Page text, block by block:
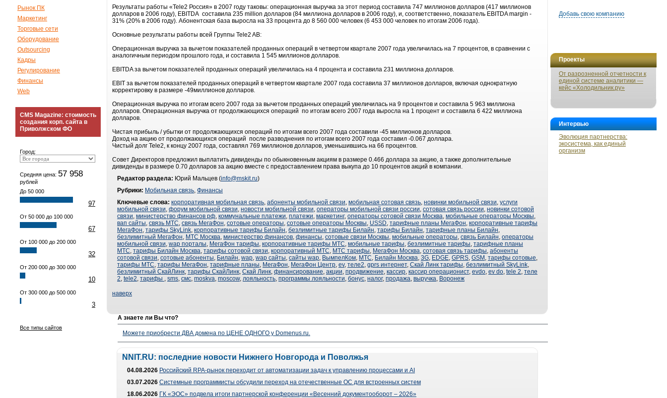
Рынок ПК
Маркетинг
Торговые сети
Оборудование
Outsourcing
Кадры
Регулирование
Финансы
Web
CMS Magazine: стоимость
создания корп. сайта в
Приволжском ФО
Город:
Средняя цена: 57 958
рублей
До 50 000
97
От 50 000 до 100 000
67
От 100 000 до 200 000
32
От 200 000 до 300 000
10
От 300 000 до 500 000
3
Все типы сайтов
Добавь свою компанию
Проекты
От разрозненной отчетности к
единой системе аналитики —
кейс «Холодильник.ру»
Интервью
Эволюция партнерства:
экосистема, как единый
организм
Результаты работы «Tele2 Россия» в 2007 году таковы: операционная выручка за этот период составила 747 миллионов долларов (417 миллионов
долларов в 2006 году), EBITDA составила 235 million долларов (84 миллиона долларов в 2006 году), и, соответственно, показатель EBITDA margin -
31% (20% в 2006 году). Абонентская база выросла на 33 процента до 8 560 000 человек (6 453 000 человек по итогам 2006 года).
Основные результаты работы всей Группы Tele2 AB:
Операционная выручка за вычетом показателей проданных операций в четвертом квартале 2007 года увеличилась на 7 процентов, в сравнении с
аналогичным периодом прошлого года, и составила 1 545 миллионов долларов.
EBITDA за вычетом показателей проданных операций увеличилась на 4 процента и составила 231 миллиона долларов.
EBIT за вычетом показателей проданных операций в четвертом квартале 2007 года составила 37 миллионов долларов, включая однократную
корректировку в размере -49миллионов долларов.
Операционная выручка по итогам всего 2007 года за вычетом проданных операций увеличилась на 9 процентов и составила 5 963 миллиона
долларов. Операционная выручка от продолжающихся операций по итогам всего 2007 года выросла на 1 процент и составила 6 422 миллиона
долларов.
Чистая прибыль / убытки от продолжающихся операций по итогам всего 2007 года составили -45 миллионов долларов.
Доход на акцию от продолжающихся операций после разводнения по итогам всего 2007 года составил -0.067 доллара.
Чистый долг Tele2, к концу 2007 года, составлял 769 миллионов долларов, уменьшившись на 66 процентов.
Совет Директоров предложил выплатить дивиденды по обыкновенным акциям в размере 0.466 доллара за акцию, а также дополнительные
дивиденды в размере 0.70 долларов за акцию вместе с предоставлением права выкупа до 10 процентов акций в компании.
Редактор раздела: Юрий Мальцев (info@mskit.ru)
Рубрики: Мобильная связь, Финансы
Ключевые слова: корпоративная мобильная связь, абоненты мобильной связи, мобильная сотовая связь, новинки мобильной связи, услуги
мобильной связи, форум мобильной связи, новости мобильной связи, операторы мобильной связи россии, сотовая связь россии, новинки сотовой
связи, министерство финансов рф, коммунальные платежи, платежи, маркетинг, операторы сотовой связи Москва, мобильные операторы Москвы,
вап сайты, связь МТС, связь МегаФон, сотовые операторы, сотовые операторы Москвы, USSD, тарифные планы МегаФон, корпоративные тарифы
МегаФон, тарифы SkyLink, корпоративные тарифы Билайн, безлимитные тарифы Билайн, тарифы Билайн, тарифные планы Билайн,
безлимитный МегаФон, МТС Москва, министерство финансов, финансы, сотовые связи Москвы, мобильные операторы, связь Билайн, операторы
мобильной связи, wap порталы, МегаФон тарифы, корпоративные тарифы МТС, мобильные тарифы, безлимитные тарифы, тарифные планы
МТС, тарифы Билайн Москва, тарифы сотовой связи, корпоративный МТС, МТС тарифы, МегаФон Москва, сотовая связь тарифы, абоненты
сотовой связи, сотовые абоненты, Билайн, wap, wap сайты, сайты wap, ВымпелКом, МТС, Билайн Москва, 3G, EDGE, GPRS, GSM , тарифы сотовые,
тарифы МТС, тарифы МегаФон, тарифные планы, МегаФон, МегаФон Центр, ev, теле2, gprs интернет, Скай Линк тарифы, безлимитный SkyLink,
безлимитный СкайЛинк, тарифы СкайЛинк, Скай Линк, финансирование, акции, продвижение, кассир, кассир операционист, evdo, ev do, tele 2, теле
2, tele2, тарифы , sms, смс, moskva, moscow, лояльность, программы лояльности, бонус, налог, продажа, выручка, Воронеж
наверх
А знаете ли Вы что?
Можете приобрести ДВА домена по ЦЕНЕ ОДНОГО у Domenus.ru.
NNIT.RU: последние новости Нижнего Новгорода и Поволжья
04.08.2026 Российский RPA-рынок переходит от автоматизации задач к управлению процессами и AI
03.07.2026 Системные программисты обсудили переход на отечественные ОС для встроенных систем
18.06.2026 ГК «ЭОС» подвела итоги партнерской конференции «Весенний документооборот – 2026»